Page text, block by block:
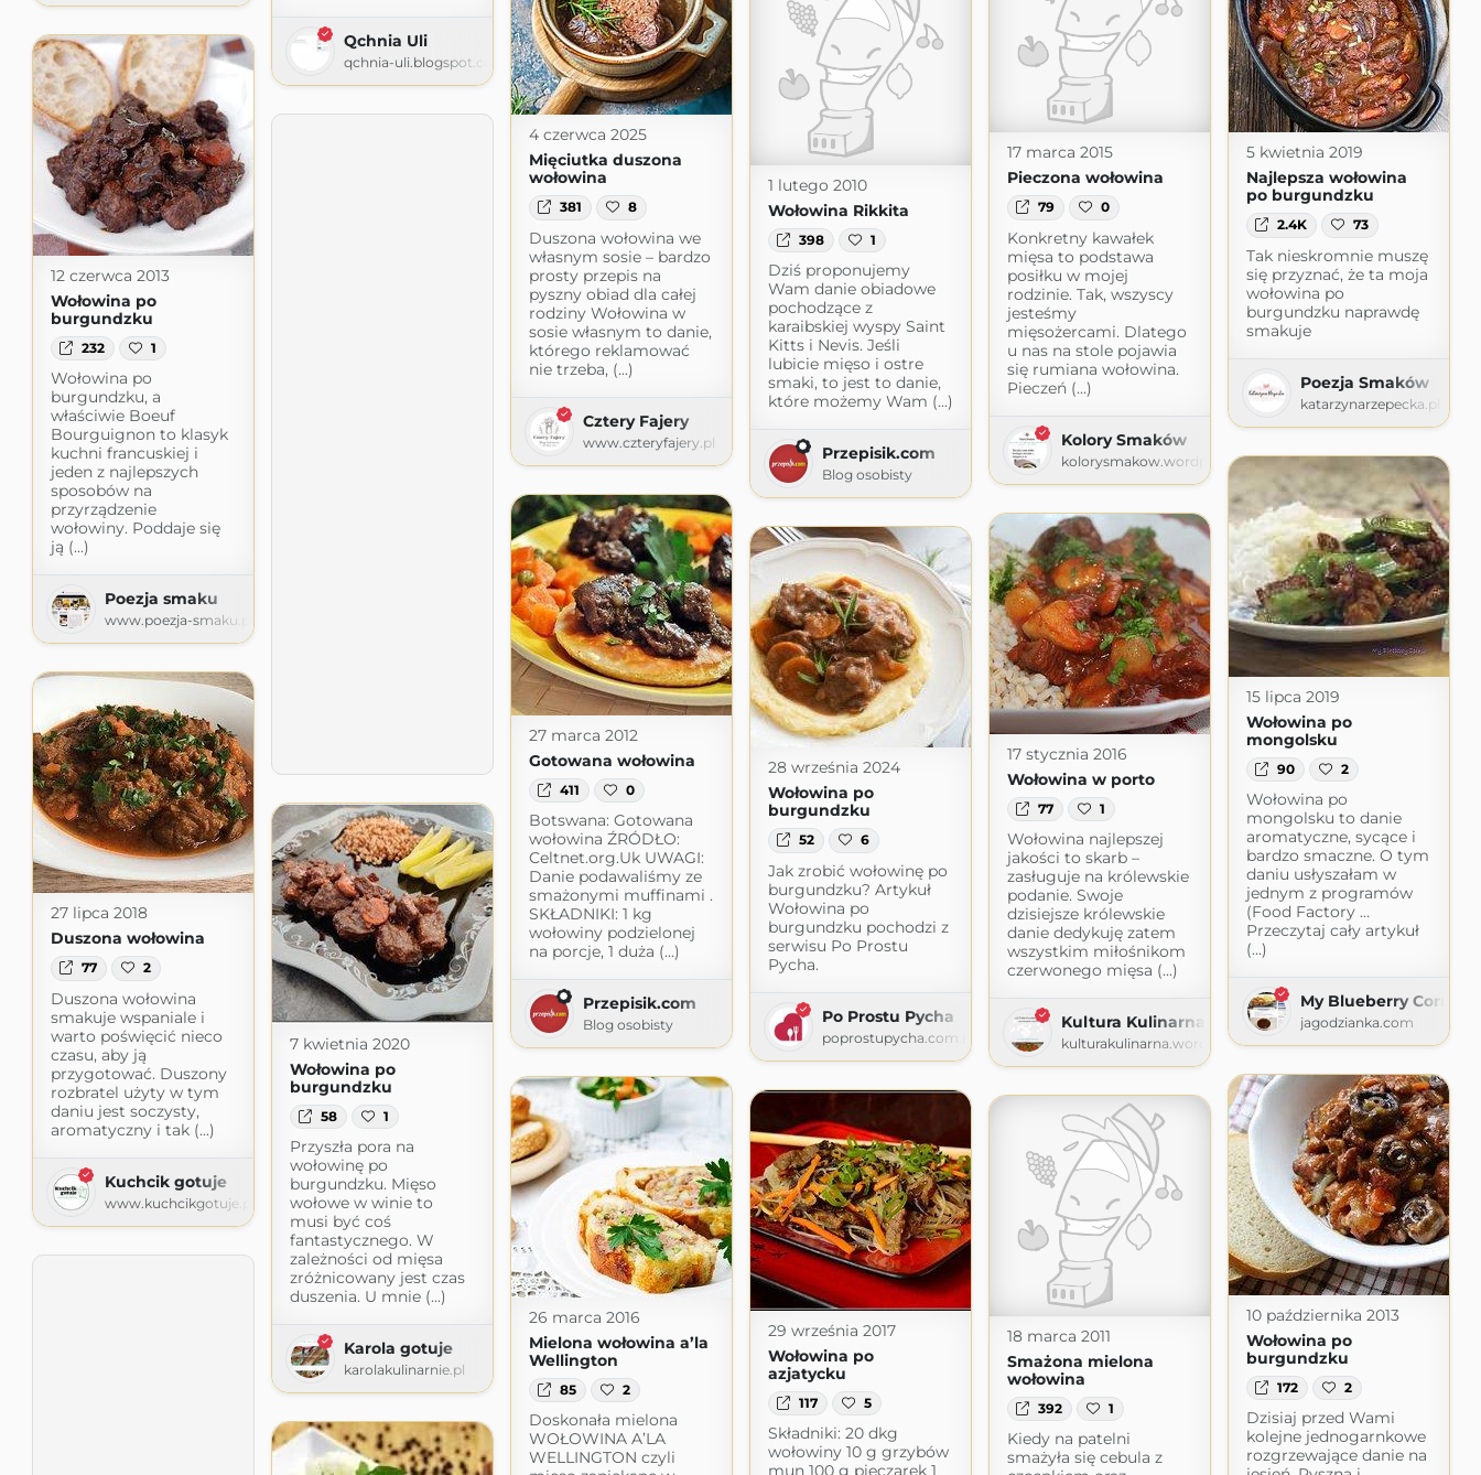
Qchnia Uli
qchnia-uli.blogspot.com
4 czerwca 2025
Mięciutka duszona
wołowina
381 8
Duszona wołowina we
własnym sosie – bardzo
prosty przepis na
pyszny obiad dla całej
rodziny Wołowina w
sosie własnym to danie,
którego reklamować
nie trzeba, (...)
Cztery Fajery
www.czteryfajery.pl
17 marca 2015
Pieczona wołowina
79 0
Konkretny kawałek
mięsa to podstawa
posiłku w mojej
rodzinie. Tak, wszyscy
jesteśmy
mięsożercami. Dlatego
u nas na stole pojawia
się rumiana wołowina.
Pieczeń (...)
Kolory Smaków
kolorysmakow.wordpress.com
5 kwietnia 2019
Najlepsza wołowina
po burgundzku
2.4K 73
Tak nieskromnie muszę
się przyznać, że ta moja
wołowina po
burgundzku naprawdę
smakuje
Poezja Smaków
katarzynarzepecka.pl
1 lutego 2010
Wołowina Rikkita
398 1
Dziś proponujemy
Wam danie obiadowe
pochodzące z
karaibskiej wyspy Saint
Kitts i Nevis. Jeśli
lubicie mięso i ostre
smaki, to jest to danie,
które możemy Wam (...)
Przepisik.com
Blog osobisty
12 czerwca 2013
Wołowina po
burgundzku
232 1
Wołowina po
burgundzku, a
właściwie Boeuf
Bourguignon to klasyk
kuchni francuskiej i
jeden z najlepszych
sposobów na
przyrządzenie
wołowiny. Poddaje się
ją (...)
Poezja smaku
www.poezja-smaku.pl
15 lipca 2019
Wołowina po
mongolsku
90 2
Wołowina po
mongolsku to danie
aromatyczne, sycące i
bardzo smaczne. O tym
daniu usłyszałam w
jednym z programów
(Food Factory …
Przeczytaj cały artykuł
(...)
My Blueberry Corner
jagodzianka.com
27 marca 2012
Gotowana wołowina
411 0
Botswana: Gotowana
wołowina ŹRÓDŁO:
Celtnet.org.Uk UWAGI:
Danie podawaliśmy ze
smażonymi muffinami .
SKŁADNIKI: 1 kg
wołowiny podzielonej
na porcje, 1 duża (...)
Przepisik.com
Blog osobisty
17 stycznia 2016
Wołowina w porto
77 1
Wołowina najlepszej
jakości to skarb –
zasługuje na królewskie
podanie. Swoje
dzisiejsze królewskie
danie dedykuję zatem
wszystkim miłośnikom
czerwonego mięsa (...)
Kultura Kulinarna
kulturakulinarna.wordpress.com
28 września 2024
Wołowina po
burgundzku
52 6
Jak zrobić wołowinę po
burgundzku? Artykuł
Wołowina po
burgundzku pochodzi z
serwisu Po Prostu
Pycha.
Po Prostu Pycha
poprostupycha.com.pl
27 lipca 2018
Duszona wołowina
77 2
Duszona wołowina
smakuje wspaniale i
warto poświęcić nieco
czasu, aby ją
przygotować. Duszony
rozbratel użyty w tym
daniu jest soczysty,
aromatyczny i tak (...)
Kuchcik gotuje
www.kuchcikgotuje.pl
7 kwietnia 2020
Wołowina po
burgundzku
58 1
Przyszła pora na
wołowinę po
burgundzku. Mięso
wołowe w winie to
musi być coś
fantastycznego. W
zależności od mięsa
zróżnicowany jest czas
duszenia. U mnie (...)
Karola gotuje
karolakulinarnie.pl
10 października 2013
Wołowina po
burgundzku
172 2
Dzisiaj przed Wami
kolejne jednogarnkowe
rozgrzewające danie na
26 marca 2016
Mielona wołowina a’la
Wellington
85 2
Doskonała mielona
WOŁOWINA A’LA
WELLINGTON czyli
29 września 2017
Wołowina po
azjatycku
117 5
Składniki: 20 dkg
wołowiny 10 g grzybów
mun 100 g pieczarek 1
18 marca 2011
Smażona mielona
wołowina
392 1
Kiedy na patelni
smażyła się cebula z